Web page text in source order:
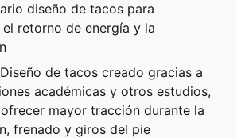
diseño de tacos para
retorno de energía y la
de tacos creado gracias a
académicas y otros estudios,
mayor tracción durante la
frenado y giros del pie